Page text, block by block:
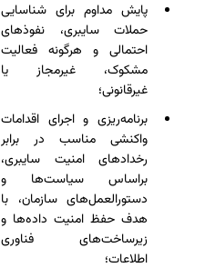
پایش مداوم برای شناسایی
حملات سایبری، نفوذهای
احتمالی و هرگونه فعالیت
مشکوک، غیرمجاز یا
غیرقانونی؛
برنامه‌ریزی و اجرای اقدامات
واکنشی مناسب در برابر
رخدادهای امنیت سایبری،
براساس سیاست‌ها و
دستورالعمل‌های سازمان، با
هدف حفظ امنیت داده‌ها و
زیرساخت‌های فناوری
اطلاعات؛